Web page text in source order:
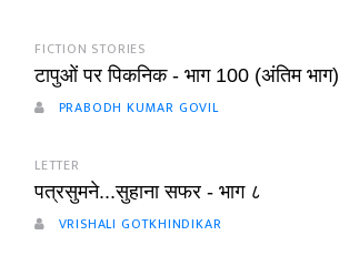
FICTION STORIES
टापुओं पर पिकनिक - भाग 100 (अंतिम भाग)
PRABODH KUMAR GOVIL
LETTER
पत्रसुमने...सुहाना सफर - भाग ८
VRISHALI GOTKHINDIKAR